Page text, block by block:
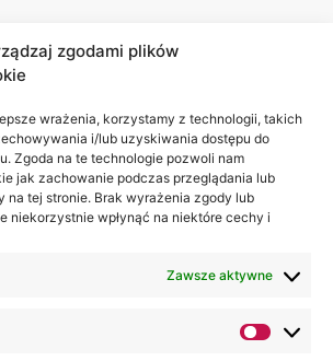
zgodami plików
wrażenia, korzystamy z technologii, takich
i/lub uzyskiwania dostępu do
Zgoda na te technologie pozwoli nam
jak zachowanie podczas przeglądania lub
na tej stronie. Brak wyrażenia zgody lub
niekorzystnie wpłynąć na niektóre cechy i
Zawsze aktywne
Akademia
WSEI
ul.
Projektowa
4